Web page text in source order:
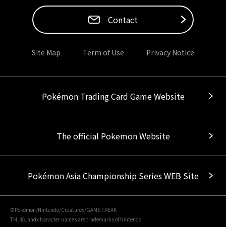
Contact
Site Map Term of Use Privacy Notice
Pokémon Trading Card Game Website
The official Pokemon Website
Pokémon Asia Championship Series WEB Site
©Pokémon/Nintendo/Creatures/GAME FREAK
TM, Ⓡ, and character names are trademarks of Nintendo.